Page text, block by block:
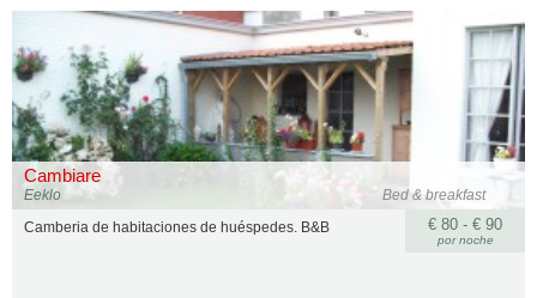
Cambiare
Bed & breakfast
Eeklo
€ 80 - € 90
por noche
Camberia de habitaciones de huéspedes. B&B